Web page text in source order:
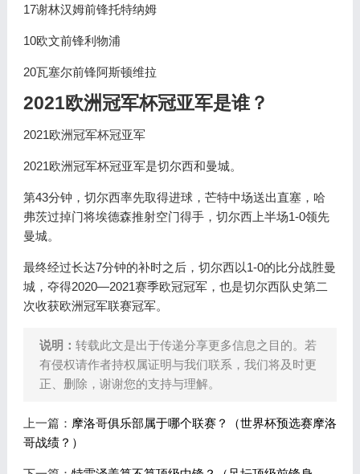
17谢林汉姆前锋托特纳姆
10欧文前锋利物浦
20瓦塞尔前锋阿斯顿维拉
2021欧洲冠军杯冠亚军是谁？
2021欧洲冠军杯冠亚军
2021欧洲冠军杯冠亚军是切尔西和曼城。
第43分钟，切尔西率先取得进球，芒特中场送出直塞，哈
弗茨过掉门将埃德森推射空门得手，切尔西上半场1-0领先
曼城。
最终经过长达7分钟的补时之后，切尔西以1-0的比分战胜曼
城，夺得2020—2021赛季欧冠冠军，也是切尔西队史第二
次收获欧洲冠军联赛冠军。
说明： 转载此文是出于传递分享更多信息之目的。若
有侵权请作者持权属证明与我们联系，我们将及时更
正、删除，谢谢您的支持与理解。
上一篇： 摩洛哥俱乐部属于哪个联赛？（世界杯预选赛摩洛
哥战绩？）